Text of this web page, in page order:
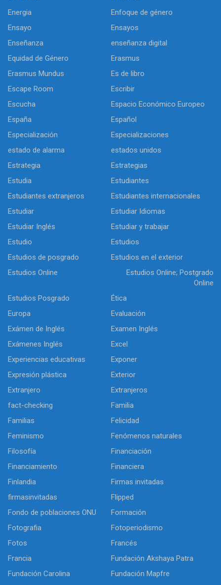
Energia
Enfoque de género
Ensayo
Ensayos
Enseñanza
enseñanza digital
Equidad de Género
Erasmus
Erasmus Mundus
Es de libro
Escape Room
Escribir
Escucha
Espacio Económico Europeo
España
Español
Especialización
Especializaciones
estado de alarma
estados unidos
Estrategia
Estrategias
Estudia
Estudiantes
Estudiantes extranjeros
Estudiantes internacionales
Estudiar
Estudiar Idiomas
Estudiar Inglés
Estudiar y trabajar
Estudio
Estudios
Estudios de posgrado
Estudios en el exterior
Estudios Online
Estudios Online; Postgrado
Online
Estudios Posgrado
Ética
Europa
Evaluación
Exámen de Inglés
Examen Inglés
Exámenes Inglés
Excel
Experiencias educativas
Exponer
Expresión plástica
Exterior
Extranjero
Extranjeros
fact-checking
Familia
Familias
Felicidad
Feminismo
Fenómenos naturales
Filosofía
Financiación
Financiamiento
Financiera
Finlandia
Firmas invitadas
firmasinvitadas
Flipped
Fondo de poblaciones ONU
Formación
Fotografia
Fotoperiodismo
Fotos
Francés
Francia
Fundación Akshaya Patra
Fundación Carolina
Fundación Mapfre